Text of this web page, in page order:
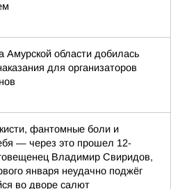
Амурской области добилась
для организаторов
фантомные боли и
— через это прошел 12-
Владимир Свиридов,
января неудачно поджёг
во дворе салют